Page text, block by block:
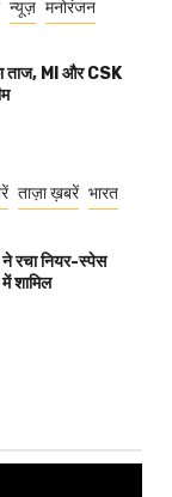
न्यूज़ मनोरंजन
ताज, MI और CSK
ताज़ा ख़बरें भारत
रचा नियर-स्पेस
शामिल